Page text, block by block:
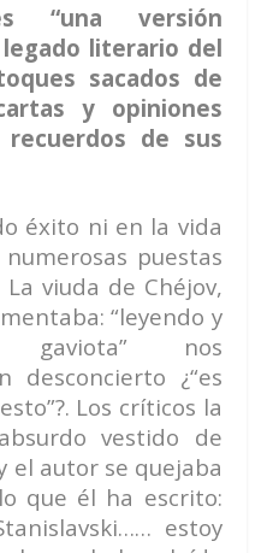
“una versión
literario del
sacados de
y opiniones
de sus
éxito ni en la vida
puestas
viuda de Chéjov,
“leyendo y
gaviota” nos
desconcierto ¿“es
Los críticos la
vestido de
el autor se quejaba
que él ha escrito:
estoy